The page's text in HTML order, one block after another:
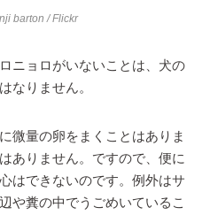
barton / Flickr
ニョロがいないことは、犬の
なりません。
微量の卵をまくことはありま
ありません。ですので、便に
はできないのです。例外はサ
や糞の中でうごめいているこ